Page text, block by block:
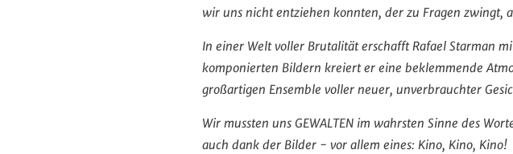
wir uns nicht entziehen konnten, der zu Fragen zwingt,
In einer Welt voller Brutalität erschafft Rafael Starman
komponierten Bildern kreiert er eine beklemmende
großartigen Ensemble voller neuer, unverbrauchter
Wir mussten uns GEWALTEN im wahrsten Sinne des
auch dank der Bilder - vor allem eines: Kino, Kino, Kino!